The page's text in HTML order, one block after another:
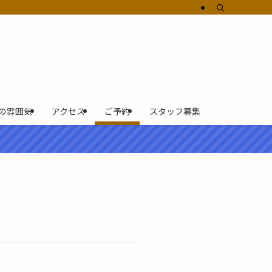
雰囲気 アクセス ご予約 スタッフ募集